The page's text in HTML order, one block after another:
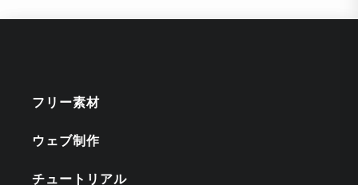
フリー素材
ウェブ制作
チュートリアル